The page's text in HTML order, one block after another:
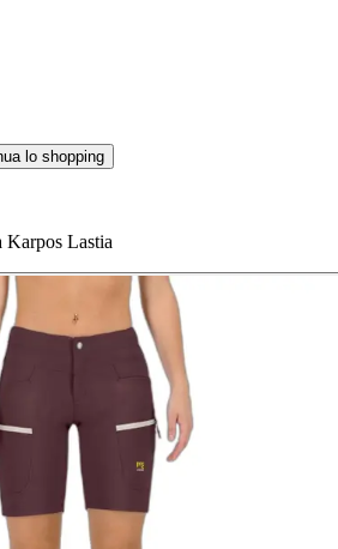
lo shopping
Karpos Lastia